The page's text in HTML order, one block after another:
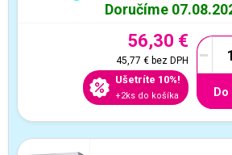
Doručíme
56,30 €
45,77 €bez DPH
Ušetríte 10%!
+2ks do košíka
-
Do